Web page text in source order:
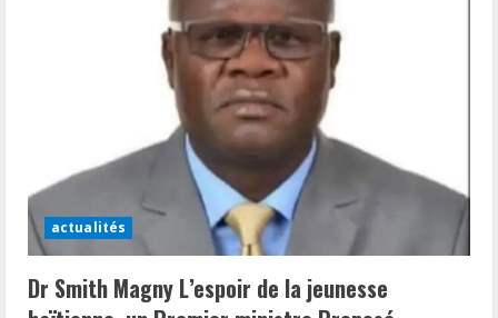
actualités
Dr Smith Magny L’espoir de la jeunesse